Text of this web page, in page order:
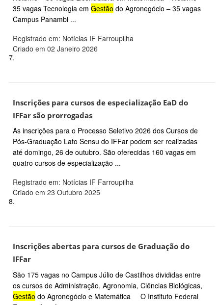
35 vagas Tecnologia em Gestão do Agronegócio – 35 vagas
Campus Panambi ...
Registrado em: Notícias IF Farroupilha
Criado em 02 Janeiro 2026
7.
Inscrições para cursos de especialização EaD do
IFFar são prorrogadas
As inscrições para o Processo Seletivo 2026 dos Cursos de
Pós-Graduação Lato Sensu do IFFar podem ser realizadas
até domingo, 26 de outubro. São oferecidas 160 vagas em
quatro cursos de especialização ...
Registrado em: Notícias IF Farroupilha
Criado em 23 Outubro 2025
8.
Inscrições abertas para cursos de Graduação do
IFFar
São 175 vagas no Campus Júlio de Castilhos divididas entre
os cursos de Administração, Agronomia, Ciências Biológicas,
Gestão do Agronegócio e Matemática O Instituto Federal